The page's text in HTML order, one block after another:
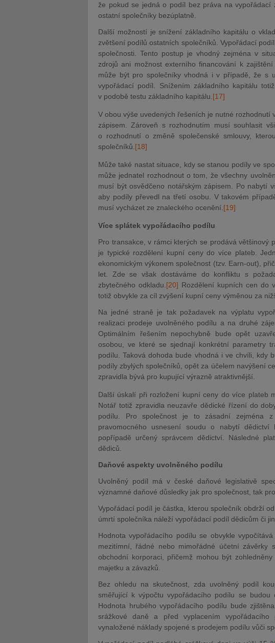
že pokud se jedná o podíl bez práva na
ostatní společníky bezúplatně.
Další možností je snížení základního kapitálu o
zvětšení podílů ostatních společníků. Vypořádací
společnosti. Tento postup je vhodný zejména v
zdrojů ani možnost externího financování k
může být pro společníky vhodná i v případě, že s
vypořádací podíl. Snížením základního kapitálu
v podobě testu základního kapitálu. [17]
V obou výše uvedených řešeních je nutné rozhodnutí
zápisem. Zároveň s rozhodnutím musí souhlasit
o rozhodnutí o změně společenské smlouvy,
společníků. [18]
Může také nastat situace, kdy se stanou podíly ve
může jednatel rozhodnout o tom, že všechny
musí být osvědčeno notářským zápisem. Po nabytí
aby podíly převedl na třetí osobu. V takovém
musí vycházet ze znaleckého ocenění. [19]
Více splátek vypořádacího podílu
Pro transakce, v rámci kterých se prodává většinový
je typické rozdělení kupní ceny do více plateb.
ekonomickým výkonem společnost (tzv. Earn-out),
let. Zde se však dostáváme do konfliktu s
zbytečného odkladu. [20] Rozdělení kupních cen do
totiž obvykle za cíl zvýšení kupní ceny výměnou za
Na jedné straně je tak požadavek na výplatu
realizaci prodeje uvolněného podílu a na druhé
Optimálním řešením nepochybně bude opět
osobou, ve které se sjednají konkrétní parametry
podílu. Taková dohoda bude vhodná i ve chvíli, kdy
podíly zbylých společníků, opět za účelem navýšení
zpravidla bývá pro kupující výrazně atraktivnější.
Další úskalí při rozložení kupní ceny do více plateb
Notář totiž zpravidla neuzavře dědické řízení do
podílu. Pro společnost je to zásadní zejména
pravomocného usnesení soudu o nabytí
popřípadě určený správcem dědictví. Následné
dědiců.
Daňové aspekty uvolněného podílu
Uvolněný podíl má v české daňové legislativě
významné daňové důsledky jak pro společnost, tak
Vypořádací podíl je částka, kterou společník obdrží
úmrtí společníka náleží vypořádací podíl dědicům či
Hodnota vypořádacího podílu se obvykle
mezitímní, řádné nebo mimořádné účetní závěrky
obchodní korporaci, přičemž mohou být
majetku a závazků.
Bez ohledu na skutečnost, zda uvolněný podíl
směřující k výpočtu vypořádacího podílu se budou
Hodnota hrubého vypořádacího podílu bude
srážkové daně a před vyplacením
vynaložené náklady spojené s prodejem podílu vůči